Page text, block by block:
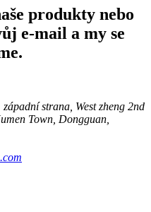
produkty nebo
e-mail a my se
strana, West zheng 2nd
Town, Dongguan,